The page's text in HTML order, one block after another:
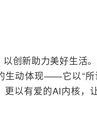
创新助力美好生活
生动体现——它以“所
更以有爱的AI内核，